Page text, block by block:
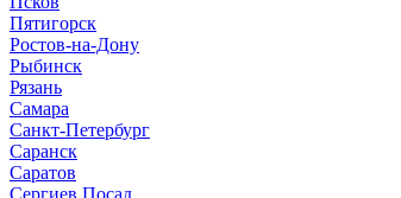
Пятигорск
Ростов-на-Дону
Рыбинск
Рязань
Самара
Санкт-Петербург
Саранск
Саратов
Сергиев Посад